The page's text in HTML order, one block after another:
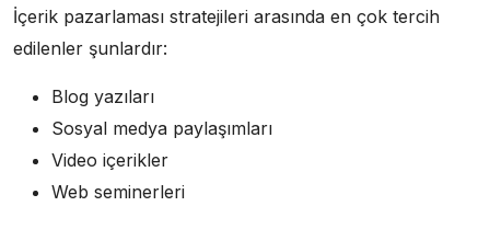
İçerik pazarlaması stratejileri arasında en çok tercih
edilenler şunlardır:
Blog yazıları
Sosyal medya paylaşımları
Video içerikler
Web seminerleri